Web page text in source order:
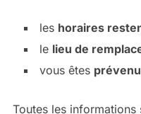
les horaires
le lieu de
vous êtes
Toutes les informations